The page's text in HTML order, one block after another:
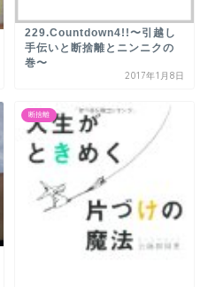
229.Countdown4!!〜引越し
手伝いと断捨離とニンニクの
巻〜
2017年1月8日
断捨離